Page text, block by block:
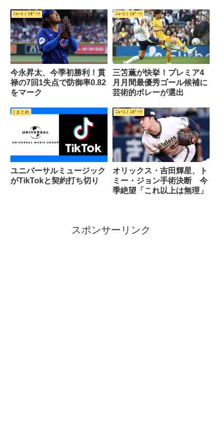
ﾆｭｰｽ / ｽﾎﾟｰﾂ
今永昇太、今季初勝利！貫
禄の7回1失点で防御率0.82
をマーク
ﾆｭｰｽ / ｽﾎﾟｰﾂ
三笘薫が快挙！プレミア4
月月間最優秀ゴール候補に
芸術的ボレーが選出
| まとめ
ユニバーサルミュージック
がTikTokと契約打ち切り
ﾆｭｰｽ / ｽﾎﾟｰﾂ
オリックス・吉田輝星、ト
ミー・ジョン手術決断 今
季絶望「これ以上は無理」
スポンサーリンク